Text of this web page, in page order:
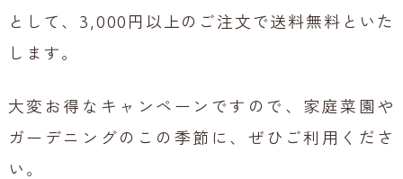
として、3,000円以上のご注文で送料無料といた
します。
大変お得なキャンペーンですので、家庭菜園や
ガーデニングのこの季節に、ぜひご利用くださ
い。